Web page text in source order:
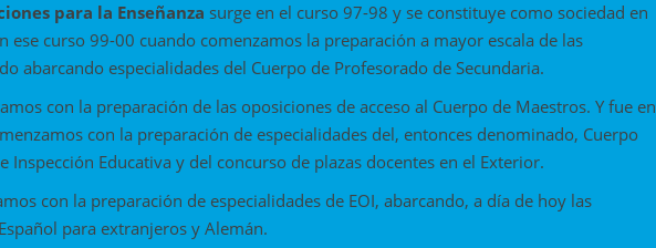
para la Enseñanza surge en el curso 97-98 y se constituye como sociedad en
ese curso 99-00 cuando comenzamos la preparación a mayor escala de las
abarcando especialidades del Cuerpo de Profesorado de Secundaria.
con la preparación de las oposiciones de acceso al Cuerpo de Maestros. Y fue en
con la preparación de especialidades del, entonces denominado, Cuerpo
Inspección Educativa y del concurso de plazas docentes en el Exterior.
con la preparación de especialidades de EOI, abarcando, a día de hoy las
para extranjeros y Alemán.